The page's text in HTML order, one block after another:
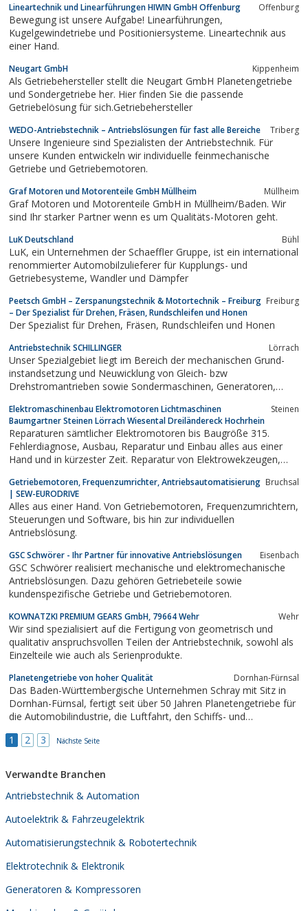
Reparatur von Elektromotoren und Elektrowerkzeugen, sowie
um sämtliche...
Lineartechnik und Linearführungen HIWIN GmbH Offenburg Offenburg
Bewegung ist unsere Aufgabe! Linearführungen,
Kugelgewindetriebe und Positioniersysteme. Lineartechnik aus
einer Hand.
Neugart GmbH Kippenheim
Als Getriebehersteller stellt die Neugart GmbH Planetengetriebe
und Sondergetriebe her. Hier finden Sie die passende
Getriebelösung für sich.Getriebehersteller
WEDO-Antriebstechnik – Antriebslösungen für fast alle Bereiche Triberg
Unsere Ingenieure sind Spezialisten der Antriebstechnik. Für
unsere Kunden entwickeln wir individuelle feinmechanische
Getriebe und Getriebemotoren.
Graf Motoren und Motorenteile GmbH Müllheim Müllheim
Graf Motoren und Motorenteile GmbH in Müllheim/Baden. Wir
sind Ihr starker Partner wenn es um Qualitäts-Motoren geht.
LuK Deutschland Bühl
LuK, ein Unternehmen der Schaeffler Gruppe, ist ein international
renommierter Automobilzulieferer für Kupplungs- und
Getriebesysteme, Wandler und Dämpfer
Peetsch GmbH – Zerspanungstechnik & Motortechnik – Freiburg
– Der Spezialist für Drehen, Fräsen, Rundschleifen und Honen
Freiburg
Der Spezialist für Drehen, Fräsen, Rundschleifen und Honen
Antriebstechnik SCHILLINGER Lörrach
Unser Spezialgebiet liegt im Bereich der mechanischen Grund-
instandsetzung und Neuwicklung von Gleich- bzw
Drehstromantrieben sowie Sondermaschinen, Generatoren,
Gründung zeichnet sich unser Betrieb durch leistungsbereite
Mitarbeiter, erstklassigen Service,...
Elektromaschinenbau Elektromotoren Lichtmaschinen
Baumgartner Steinen Lörrach Wiesental Dreiländereck Hochrhein
Steinen
Reparaturen sämtlicher Elektromotoren bis Baugröße 315.
Fehlerdiagnose, Ausbau, Reparatur und Einbau alles aus einer
Hand und in kürzester Zeit. Reparatur von Elektrowekzeugen,
Getriebemotoren, Frequenzumrichter, Antriebsautomatisierung
| SEW-EURODRIVE
Bruchsal
Alles aus einer Hand. Von Getriebemotoren, Frequenzumrichtern,
Steuerungen und Software, bis hin zur individuellen
Antriebslösung.
GSC Schwörer - Ihr Partner für innovative Antriebslösungen Eisenbach
GSC Schwörer realisiert mechanische und elektromechanische
Antriebslösungen. Dazu gehören Getriebeteile sowie
kundenspezifische Getriebe und Getriebemotoren.
KOWNATZKI PREMIUM GEARS GmbH, 79664 Wehr Wehr
Wir sind spezialisiert auf die Fertigung von geometrisch und
qualitativ anspruchsvollen Teilen der Antriebstechnik, sowohl als
Einzelteile wie auch als Serienprodukte.
Planetengetriebe von hoher Qualität Dornhan-Fürnsal
Das Baden-Württembergische Unternehmen Schray mit Sitz in
Dornhan-Fürnsal, fertigt seit über 50 Jahren Planetengetriebe für
die Automobilindustrie, die Luftfahrt, den Schiffs- und
Knowhow und die jahrzehntelange Erfahrung garantieren
1 2 3 Nächste Seite
Verwandte Branchen
Antriebstechnik & Automation
Autoelektrik & Fahrzeugelektrik
Automatisierungstechnik & Robotertechnik
Elektrotechnik & Elektronik
Generatoren & Kompressoren